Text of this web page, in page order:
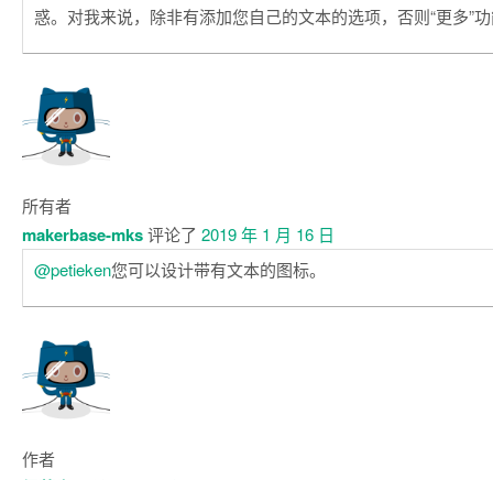
惑。对我来说，除非有添加您自己的文本的选项，否则“更多”
所有者
makerbase-mks评论了 2019 年 1 月 16 日
@petieken您可以设计带有文本的图标。
作者